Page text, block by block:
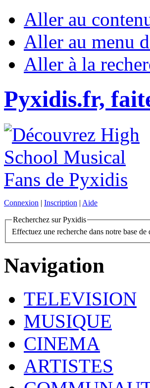
Aller au
Aller au menu
Aller à la
Pyxidis.fr,
Connexion | Inscription | Aide
Recherchez sur Pyxidis
Effectuez une recherche dans notre base de
Navigation
TELEVISION
MUSIQUE
CINEMA
ARTISTES